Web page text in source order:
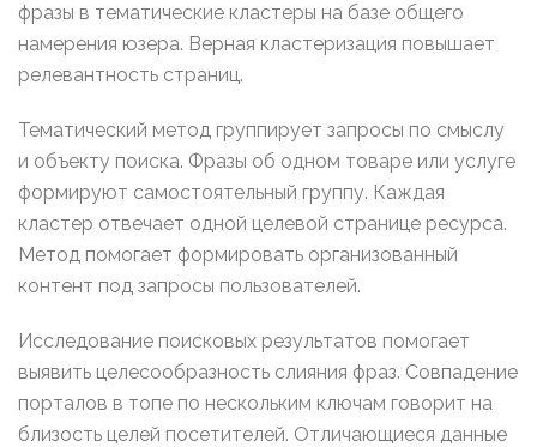
фразы в тематические кластеры на базе общего
намерения юзера. Верная кластеризация повышает
релевантность страниц.
Тематический метод группирует запросы по смыслу
и объекту поиска. Фразы об одном товаре или услуге
формируют самостоятельный группу. Каждая
кластер отвечает одной целевой странице ресурса.
Метод помогает формировать организованный
контент под запросы пользователей.
Исследование поисковых результатов помогает
выявить целесообразность слияния фраз. Совпадение
порталов в топе по нескольким ключам говорит на
близость целей посетителей. Отличающиеся данные